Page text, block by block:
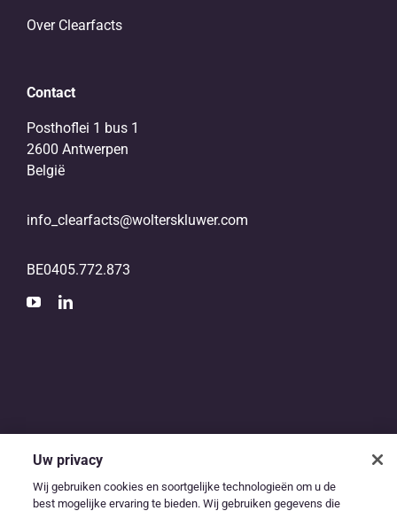
Over Clearfacts
Contact
Posthoflei 1 bus 1
2600 Antwerpen
België
info_clearfacts@wolterskluwer.com
BE0405.772.873
De digitale snelweg
Uw privacy
Wij gebruiken cookies en soortgelijke technologieën om u de
best mogelijke ervaring te bieden. Wij gebruiken gegevens die